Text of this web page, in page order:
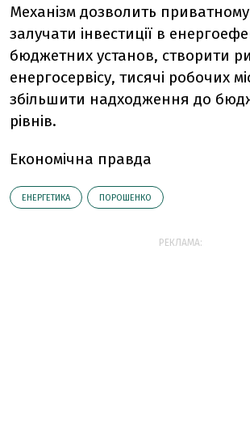
Механізм дозволить приватному
залучати інвестиції в
бюджетних установ, створити
енергосервісу, тисячі робочих
збільшити надходження до
рівнів.
Економічна правда
ЕНЕРГЕТИКА ПОРОШЕНКО
РЕКЛАМА: